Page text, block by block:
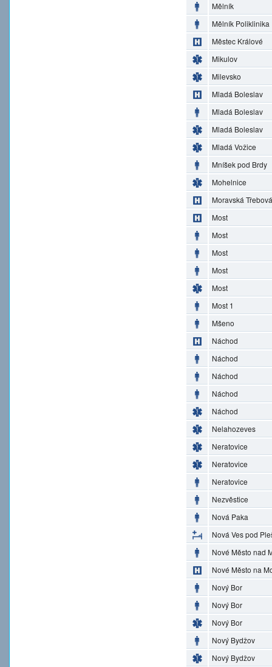
Mělník
Mělník Poliklinika
Městec Králové
Mikulov
Milevsko
Mladá Boleslav
Mladá Boleslav
Mladá Boleslav
Mladá Vožice
Mníšek pod Brdy
Mohelnice
Moravská Třebová
Most
Most
Most
Most
Most
Most 1
Mšeno
Náchod
Náchod
Náchod
Náchod
Náchod
Nelahozeves
Neratovice
Neratovice
Neratovice
Nezvěstice
Nová Paka
Nová Ves pod
Nové Město nad
Nové Město na
Nový Bor
Nový Bor
Nový Bor
Nový Bydžov
Nový Bydžov